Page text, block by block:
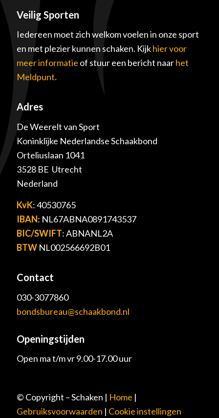
Veilig Sporten
Iedereen moet zich welkom voelen in onze sport
en met plezier kunnen schaken. Kijkhier voor
meer informatie of stuur een bericht naarhet
Meldpunt.
Adres
De Weerelt van Sport
Koninklijke Nederlandse Schaakbond
Orteliuslaan 1041
3528 BE Utrecht
Nederland
KvK: 40530765
IBAN: NL67ABNA0891743537
BIC/SWIFT: ABNANL2A
BTWNL002566692B01
Contact
030-3077860
bondsbureau@schaakbond.nl
Openingstijden
Open ma t/m vr 9.00-17.00 uur
© Copyright – Schaken | Home |
Gebruiksvoorwaarden | Cookie instellingen